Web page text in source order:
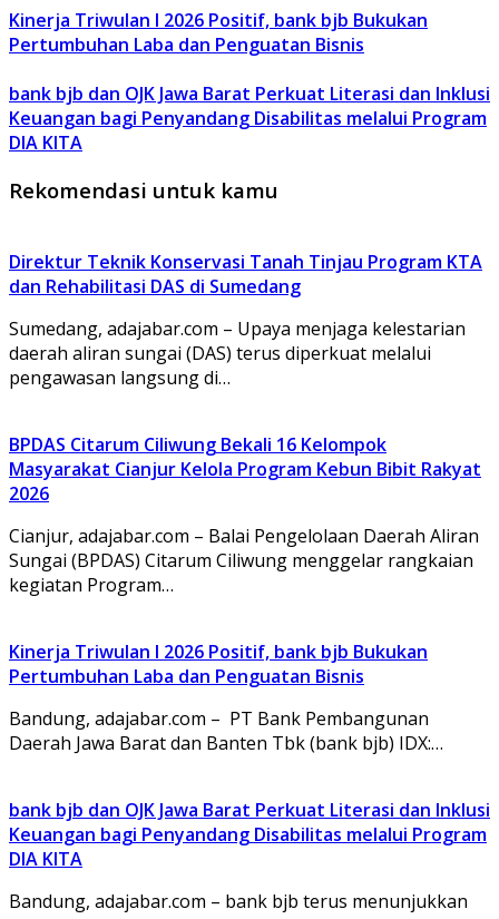
Kinerja Triwulan I 2026 Positif, bank bjb Bukukan
Pertumbuhan Laba dan Penguatan Bisnis
bank bjb dan OJK Jawa Barat Perkuat Literasi dan Inklusi
Keuangan bagi Penyandang Disabilitas melalui Program
DIA KITA
Rekomendasi untuk kamu
Direktur Teknik Konservasi Tanah Tinjau Program KTA
dan Rehabilitasi DAS di Sumedang
Sumedang, adajabar.com – Upaya menjaga kelestarian
daerah aliran sungai (DAS) terus diperkuat melalui
pengawasan langsung di…
BPDAS Citarum Ciliwung Bekali 16 Kelompok
Masyarakat Cianjur Kelola Program Kebun Bibit Rakyat
2026
Cianjur, adajabar.com – Balai Pengelolaan Daerah Aliran
Sungai (BPDAS) Citarum Ciliwung menggelar rangkaian
kegiatan Program…
Kinerja Triwulan I 2026 Positif, bank bjb Bukukan
Pertumbuhan Laba dan Penguatan Bisnis
Bandung, adajabar.com – PT Bank Pembangunan
Daerah Jawa Barat dan Banten Tbk (bank bjb) IDX:…
bank bjb dan OJK Jawa Barat Perkuat Literasi dan Inklusi
Keuangan bagi Penyandang Disabilitas melalui Program
DIA KITA
Bandung, adajabar.com – bank bjb terus menunjukkan